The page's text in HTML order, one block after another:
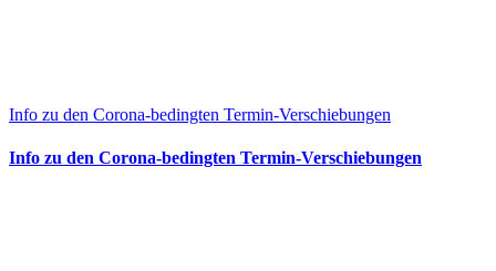
Info zu den Corona-bedingten Termin-Verschiebungen
Info zu den Corona-bedingten Termin-Verschiebungen